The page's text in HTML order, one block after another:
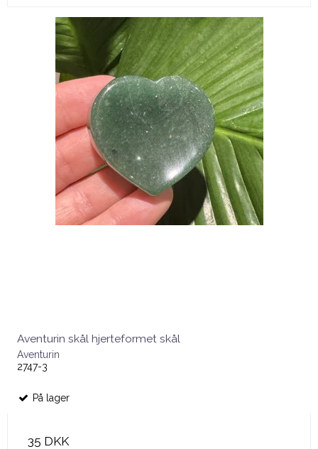
Aventurin skål hjerteformet skål
Aventurin
2747-3
På lager
35 DKK